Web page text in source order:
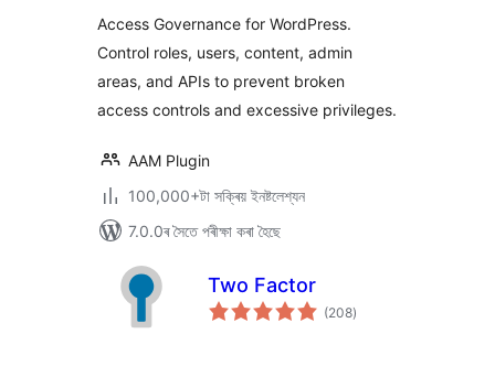
Access Governance for WordPress.
Control roles, users, content, admin
areas, and APIs to prevent broken
access controls and excessive privileges.
AAM Plugin
100,000+টা সক্ৰিয় ইনষ্টলেশ্যন
7.0.0ৰ সৈতে পৰীক্ষা কৰা হৈছে
Two Factor
(208টা
মুঠ)